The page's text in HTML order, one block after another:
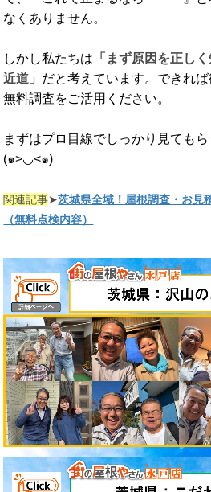
なくありません。
しかし私たちは 「まず原因を正し
近道」 だと考えています。できれ
無料調査をご活用ください。
まずはプロ目線でしっかり見ても
(๑>◡<๑)
関連記事➤茨城県全域！屋根調査・お見
（無料点検内容）